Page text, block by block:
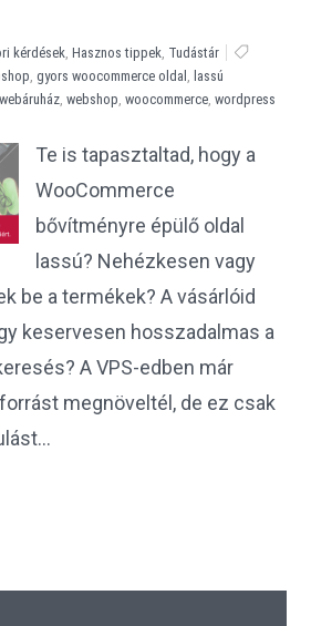
kérdések,Hasznos tippek, Tudástár
,gyors woocommerce oldal , lassú
webáruház,webshop,woocommerce,wordpress
Te is tapasztaltad, hogy a
WooCommerce
bővítményre épülő oldal
lassú? Nehézkesen vagy
be a termékek? A vásárlóid
keservesen hosszadalmas a
A VPS-edben már
megnöveltél, de ez csak